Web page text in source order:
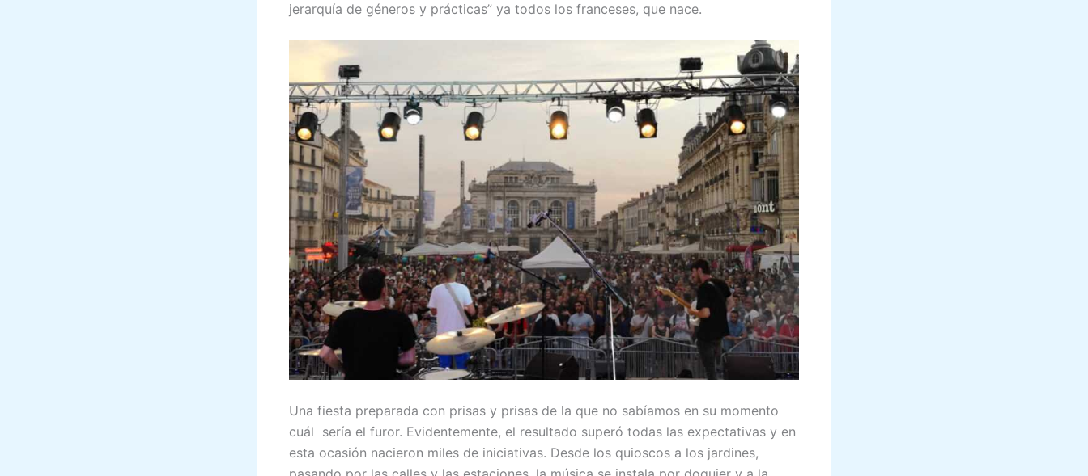
jerarquía de géneros y prácticas” ya todos los franceses, que nace.
Una fiesta preparada con prisas y prisas de la que no sabíamos en su momento
cuál sería el furor. Evidentemente, el resultado superó todas las expectativas y en
esta ocasión nacieron miles de iniciativas. Desde los quioscos a los jardines,